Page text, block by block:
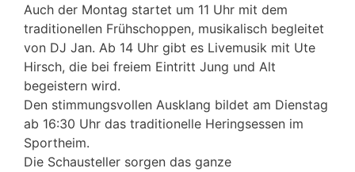
Auch der Montag startet um 11 Uhr mit dem
traditionellen Frühschoppen, musikalisch begleitet
von DJ Jan. Ab 14 Uhr gibt es Livemusik mit Ute
Hirsch, die bei freiem Eintritt Jung und Alt
begeistern wird.
Den stimmungsvollen Ausklang bildet am Dienstag
ab 16:30 Uhr das traditionelle Heringsessen im
Sportheim.
Die Schausteller sorgen das ganze